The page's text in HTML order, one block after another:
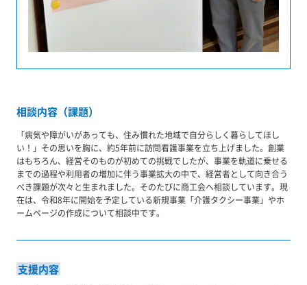
相談内容（課題）
「病気や障がいがあっても、住み慣れた地域で自分らしく暮らしてほし
い！」その思いを胸に、約5年前に訪問看護事業を立ち上げました。創業
はもちろん、経営そのものが初めての挑戦でしたが、事業を軌道に乗せる
までの過程や利用者の増加に伴う事業拡大の中で、経営者として向き合う
べき課題が次々と生まれました。そのたびに商工会へ相談しています。現
在は、令和8年に開始を予定している新規事業「介護タクシー事業」やホ
ームページの作成について相談中です。
支援内容